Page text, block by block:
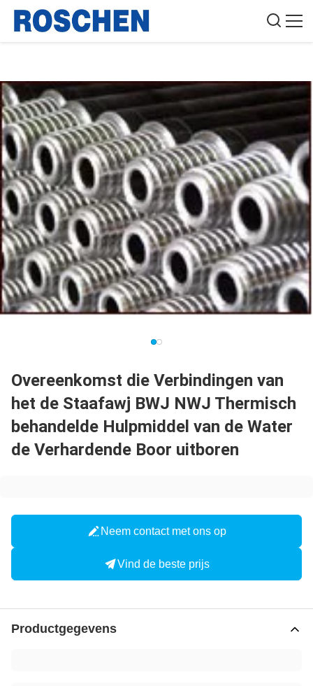
Overeenkomst die Verbindingen van
het de Staafawj BWJ NWJ Thermisch
behandelde Hulpmiddel van de Water
de Verhardende Boor uitboren
Neem contact met ons op
Vind de beste prijs
Productgegevens